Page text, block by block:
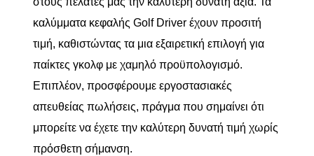
καλύμματα κεφαλής Golf Driver έχουν προσιτή
τιμή, καθιστώντας τα μια εξαιρετική επιλογή για
παίκτες γκολφ με χαμηλό προϋπολογισμό.
Επιπλέον, προσφέρουμε εργοστασιακές
απευθείας πωλήσεις, πράγμα που σημαίνει ότι
μπορείτε να έχετε την καλύτερη δυνατή τιμή χωρίς
πρόσθετη σήμανση.